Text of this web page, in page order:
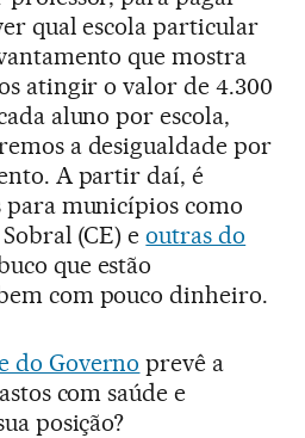
qual escola particular
que mostra
atingir o valor de 4.300
aluno por escola,
a desigualdade por
A partir daí, é
para municípios como
(CE) eoutras do
que estão
com pouco dinheiro.
do Governo prevê a
com saúde e
posição?